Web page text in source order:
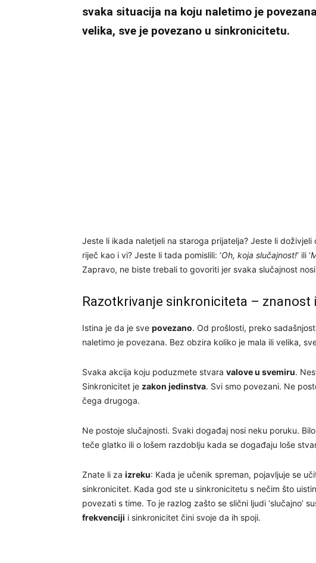
svaka situacija na koju naletimo je
velika, sve je povezano u sinkronicitetu.
Jeste li ikada naletjeli na staroga prijatelja? Jeste li
riječ kao i vi? Jeste li tada pomislili: ‘Oh, koja slučajnost!‘ ili ‘
Zapravo, ne biste trebali to govoriti jer svaka slučajnost nosi
Razotkrivanje sinkroniciteta – znanost
Istina je da je sve povezano. Od prošlosti, preko
naletimo je povezana. Bez obzira koliko je mala ili velika,
Svaka akcija koju poduzmete stvara valove u svemiru.
Sinkronicitet je zakon jedinstva. Svi smo povezani. Ne
čega drugoga.
Ne postoje slučajnosti. Svaki događaj nosi neku poruku.
teče glatko ili o lošem razdoblju kada se događaju loše
Znate li za izreku: Kada je učenik spreman, pojavljuje se
sinkronicitet. Kada god ste u sinkronicitetu s nečim što
povezati s time. To je razlog zašto se slični ljudi ‘slučajno’
frekvenciji i sinkronicitet čini svoje da ih spoji.